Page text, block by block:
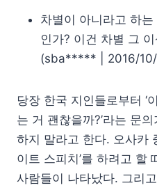
차별이 아니라고 하
인가? 이건 차별 그
(sba***** | 2016/
당장 한국 지인들로부터 ‘
는 거 괜찮을까?’라는 문
하지 말라고 한다. 오사카
이트 스피치’를 하려고 할
사람들이 나타났다. 그리